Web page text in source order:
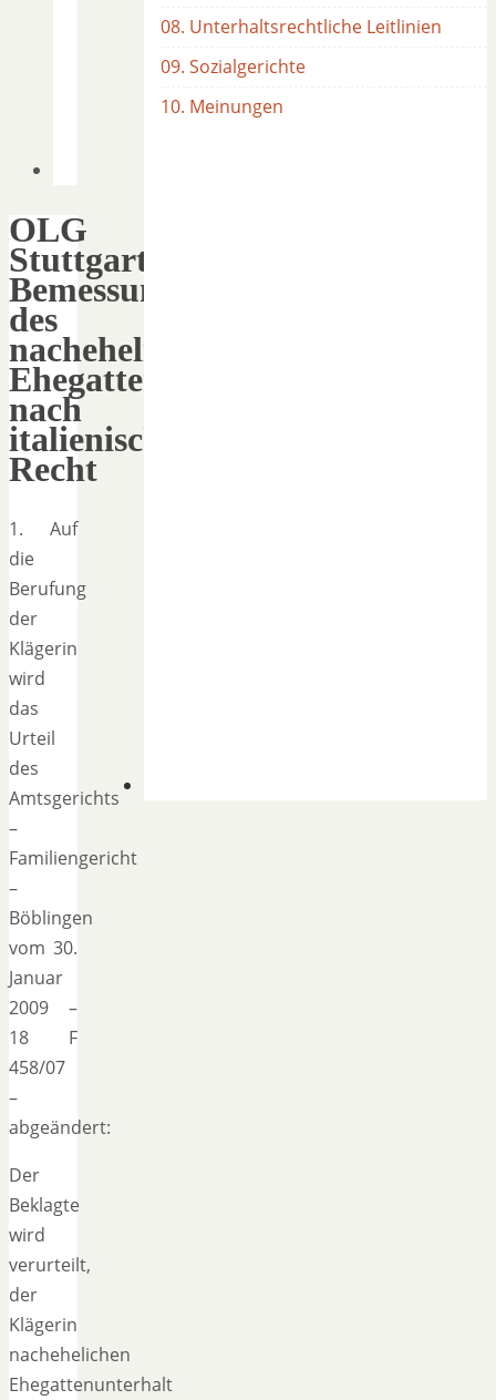
OLG
Stuttgart:
Bemessung
des
nachehelichen
Ehegattenunterhalts
nach
italienischem
Recht
1. Auf
die
Berufung
der
Klägerin
wird
das
Urteil
des
Amtsgerichts
–
Familiengericht
–
Böblingen
vom 30.
Januar
2009 –
18 F
458/07
–
abgeändert:
Der
Beklagte
wird
verurteilt,
der
Klägerin
nachehelichen
Ehegattenunterhalt
08. Unterhaltsrechtliche Leitlinien
09. Sozialgerichte
10. Meinungen